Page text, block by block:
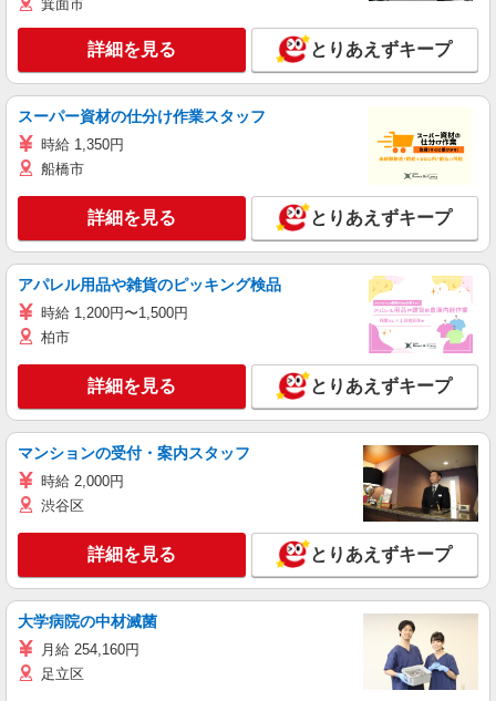
箕面市
詳細を見る とりあえずキープ
スーパー資材の仕分け作業スタッフ
時給 1,350円
船橋市
詳細を見る とりあえずキープ
アパレル用品や雑貨のピッキング検品
時給 1,200円〜1,500円
柏市
詳細を見る とりあえずキープ
マンションの受付・案内スタッフ
時給 2,000円
渋谷区
詳細を見る とりあえずキープ
大学病院の中材滅菌
月給 254,160円
足立区